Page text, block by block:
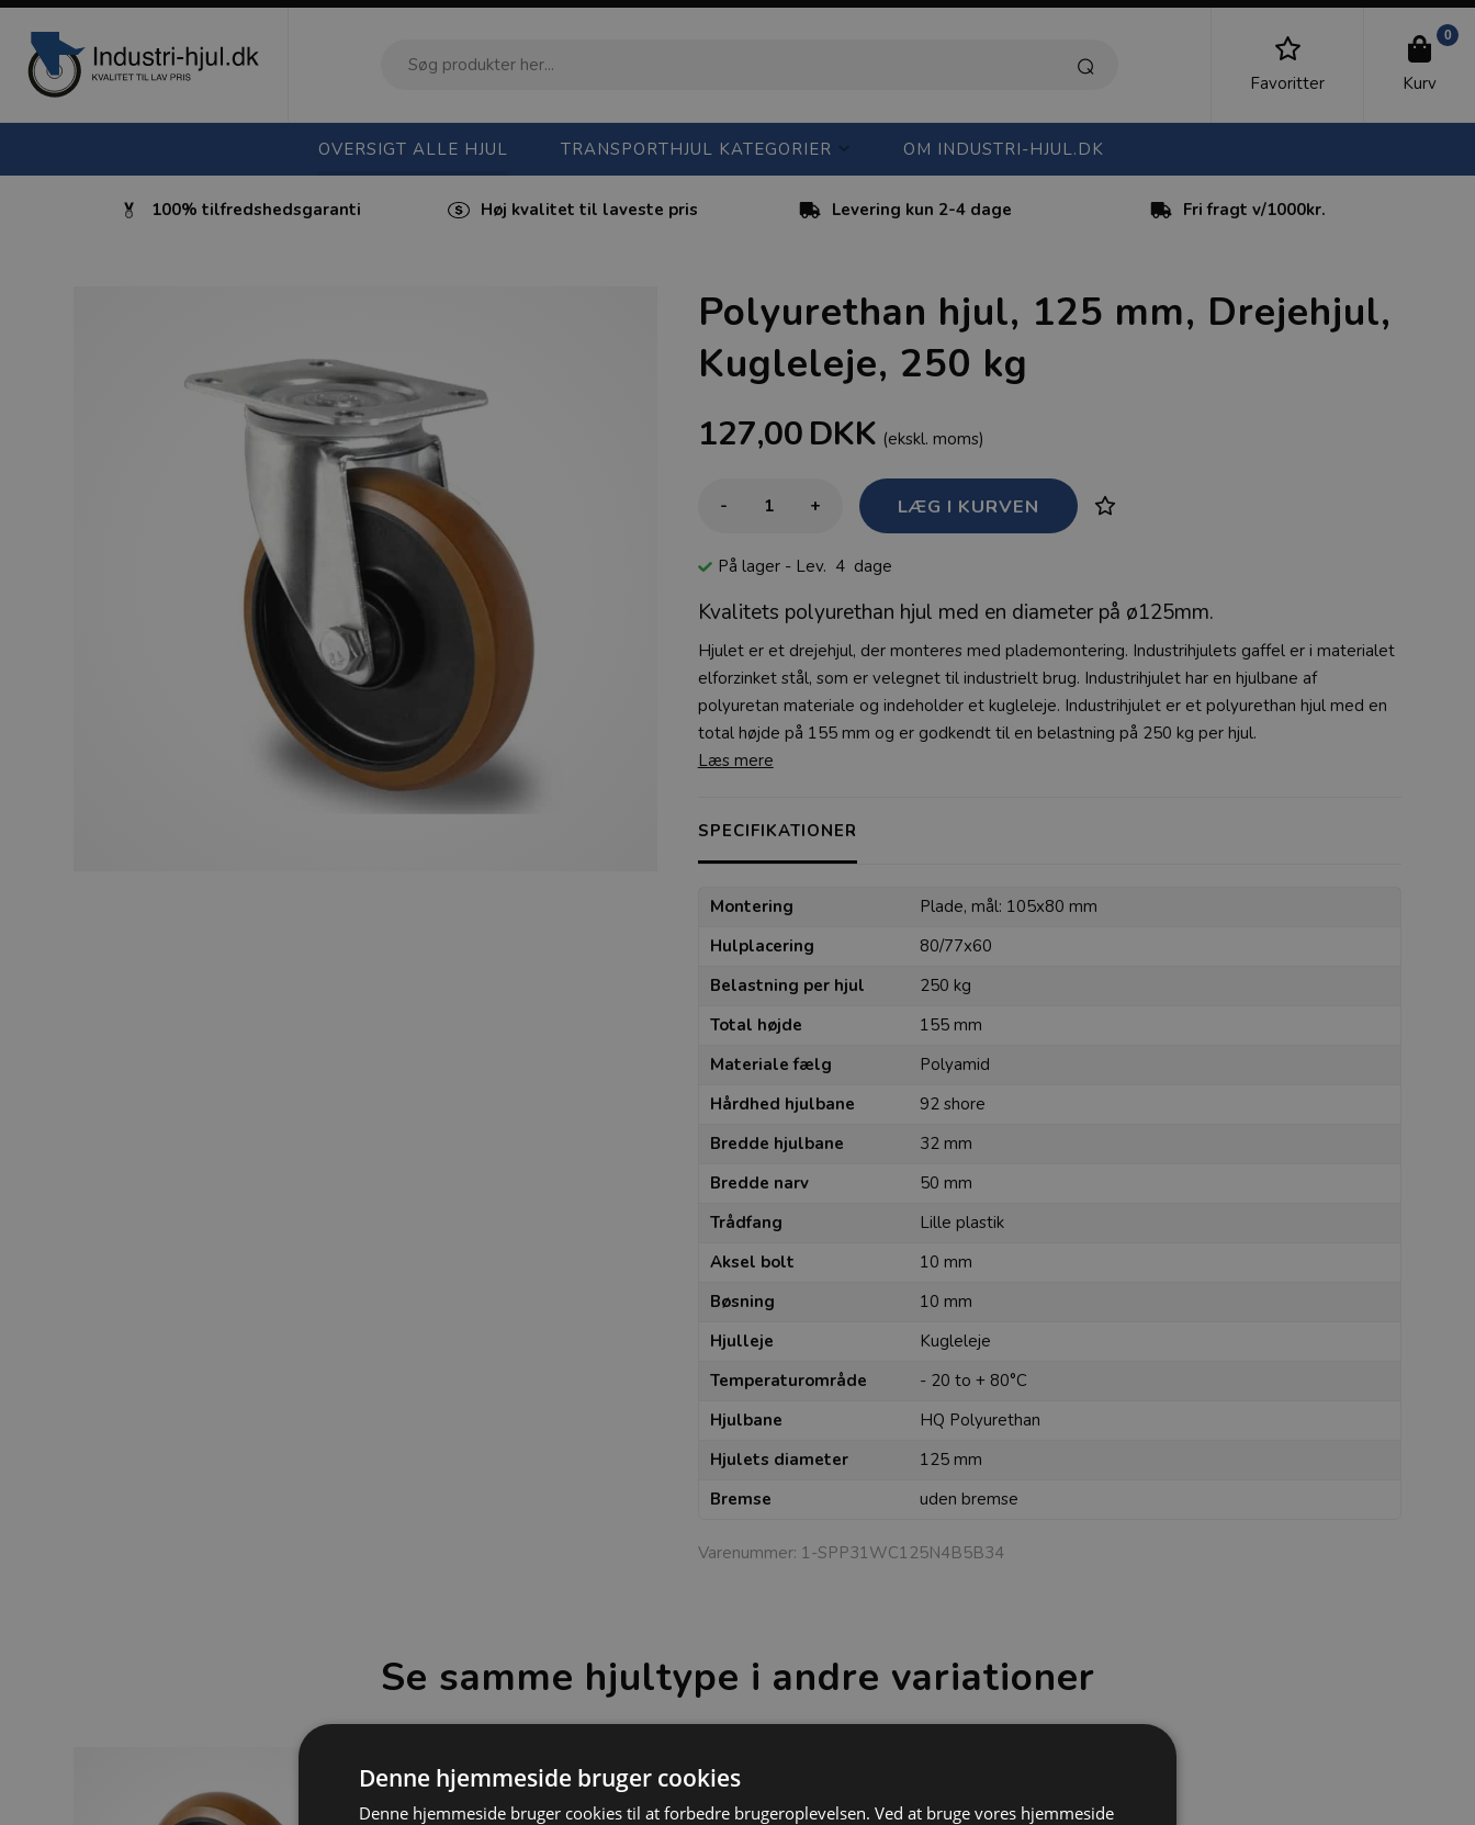
Favoritter
0
Kurv
OVERSIGT ALLE HJUL TRANSPORTHJUL KATEGORIER OM INDUSTRI-HJUL.DK
100% tilfredshedsgaranti Høj kvalitet til laveste pris Levering kun 2-4 dage Fri fragt v/1000kr.
Polyurethan hjul, 125 mm, Drejehjul,
Kugleleje, 250 kg
127,00DKK (ekskl. moms)
- +
På lager - Lev. 4 dage
Kvalitets polyurethan hjul med en diameter på ø125mm.
Hjulet er et drejehjul, der monteres med plademontering. Industrihjulets gaffel er i materialet
elforzinket stål, som er velegnet til industrielt brug. Industrihjulet har en hjulbane af
polyuretan materiale og indeholder et kugleleje. Industrihjulet er et polyurethan hjul med en
total højde på 155 mm og er godkendt til en belastning på 250 kg per hjul.
Læs mere
SPECIFIKATIONER
Montering
Plade, mål: 105x80 mm
Hulplacering
80/77x60
Belastning per hjul
250 kg
Total højde
155 mm
Materiale fælg
Polyamid
Hårdhed hjulbane
92 shore
Bredde hjulbane
32 mm
Bredde narv
50 mm
Trådfang
Lille plastik
Aksel bolt
10 mm
Bøsning
10 mm
Hjulleje
Kugleleje
Temperaturområde
- 20 to + 80°C
Hjulbane
HQ Polyurethan
Hjulets diameter
125 mm
Bremse
uden bremse
Varenummer: 1-SPP31WC125N4B5B34
Se samme hjultype i andre variationer
Denne hjemmeside bruger cookies
Denne hjemmeside bruger cookies til at forbedre brugeroplevelsen. Ved at bruge vores hjemmeside